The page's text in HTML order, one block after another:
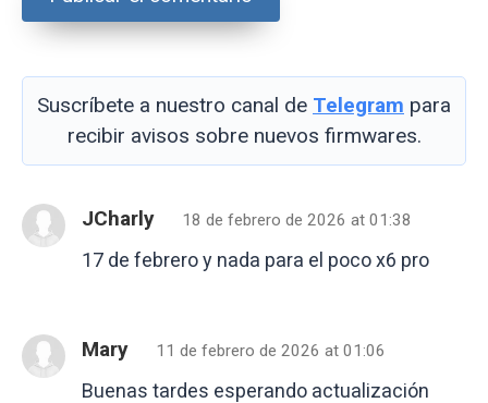
Suscríbete a nuestro canal de Telegram para
recibir avisos sobre nuevos firmwares.
JCharly 18 de febrero de 2026 at 01:38
17 de febrero y nada para el poco x6 pro
Mary 11 de febrero de 2026 at 01:06
Buenas tardes esperando actualización